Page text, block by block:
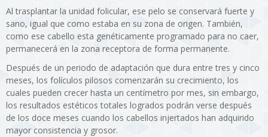
Al trasplantar la unidad folicular, ese pelo se conservará fuerte y
sano, igual que como estaba en su zona de origen. También,
como ese cabello esta genéticamente programado para no caer,
permanecerá en la zona receptora de forma permanente.
Después de un periodo de adaptación que dura entre tres y cinco
meses, los folículos pilosos comenzarán su crecimiento, los
cuales pueden crecer hasta un centímetro por mes, sin embargo,
los resultados estéticos totales logrados podrán verse después
de los doce meses cuando los cabellos injertados han adquirido
mayor consistencia y grosor.